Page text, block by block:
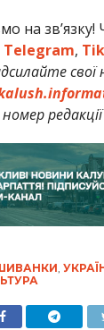
на зв’язку!
Telegram,
свої
,